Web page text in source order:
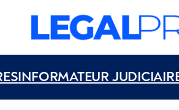
INFORMATEUR